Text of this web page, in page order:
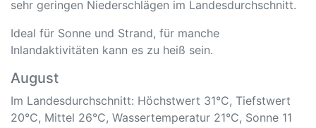
sehr geringen Niederschlägen im Landesdurchschnitt.
Ideal für Sonne und Strand, für manche
Inlandaktivitäten kann es zu heiß sein.
August
Im Landesdurchschnitt: Höchstwert 31°C, Tiefstwert
20°C, Mittel 26°C, Wassertemperatur 21°C, Sonne 11